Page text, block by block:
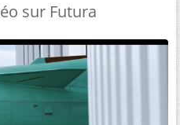
sur Futura